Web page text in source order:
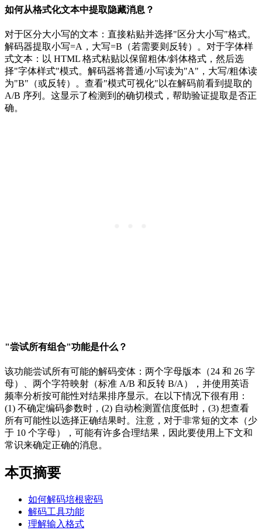
如何从格式化文本中提取隐藏消息？
对于区分大小写的文本：直接粘贴并选择"区分大小写"格式。
解码器提取小写=A，大写=B（若需要则反转）。对于字体样
式文本：以 HTML 格式粘贴以保留粗体/斜体格式，然后选
择"字体样式"模式。解码器将普通/小写读为"A"，大写/粗体读
为"B"（或反转）。查看"模式可视化"以在解码前看到提取的
A/B 序列。这显示了检测到的确切模式，帮助验证提取是否正
确。
"尝试所有组合"功能是什么？
该功能尝试所有可能的解码变体：两个字母版本（24 和 26 字
母）、两个字符映射（标准 A/B 和反转 B/A），并使用英语
频率分析按可能性对结果排序显示。在以下情况下很有用：
(1) 不确定编码参数时，(2) 自动检测置信度低时，(3) 想查看
所有可能性以选择正确结果时。注意，对于非常短的文本（少
于 10 个字母），可能有许多合理结果，因此要使用上下文和
常识来确定正确的消息。
本页摘要
如何解码培根密码
解码工具功能
理解输入格式